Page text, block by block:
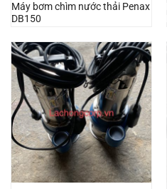
Máy bơm chìm nước thải Penax
DB150